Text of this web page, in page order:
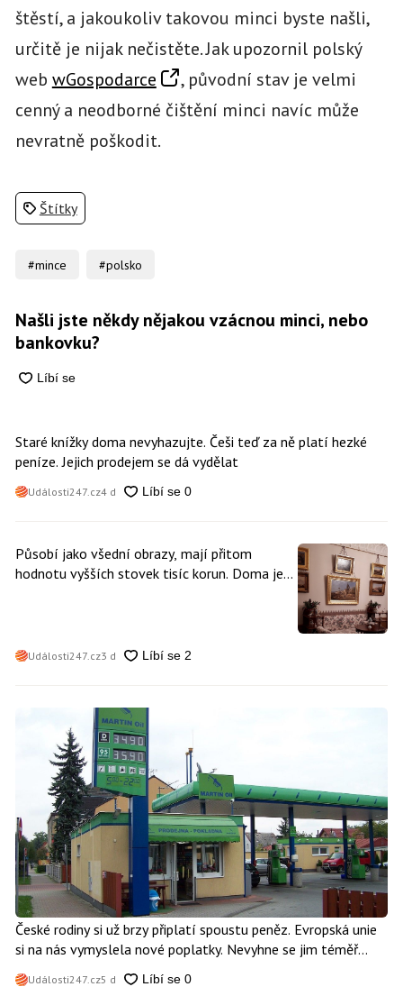
štěstí, a jakoukoliv takovou minci byste našli,
určitě je nijak nečistěte. Jak upozornil polský
web wGospodarce
, původní stav je velmi
cenný a neodborné čištění minci navíc může
nevratně poškodit.
Štítky
#mince #polsko
Našli jste někdy nějakou vzácnou minci, nebo
bankovku?
Staré knížky doma nevyhazujte. Češi teď za ně platí hezké
peníze. Jejich prodejem se dá vydělat
Události247.cz4 d
Působí jako všední obrazy, mají přitom
hodnotu vyšších stovek tisíc korun. Doma je
Události247.cz3 d
České rodiny si už brzy připlatí spoustu peněz. Evropská unie
si na nás vymyslela nové poplatky. Nevyhne se jim téměř
Události247.cz5 d